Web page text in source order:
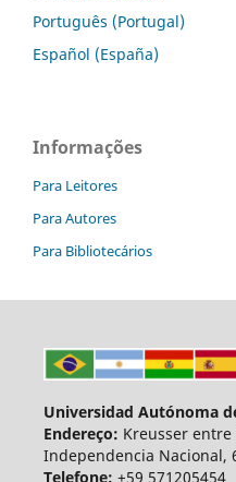
Português (Portugal)
Español (España)
Informações
Para Leitores
Para Autores
Para Bibliotecários
Universidad Autónoma
Endereço: Kreusser entre
Independencia Nacional,
Telefone: +59 571205454